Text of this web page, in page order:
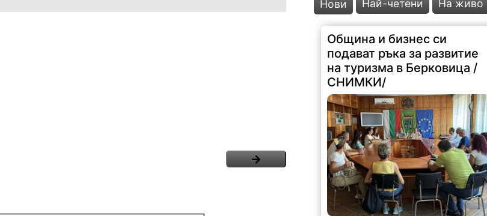
Нови Най-четени На живо
Община и бизнес си
подават ръка за развитие
на туризма в Берковица /
СНИМКИ/